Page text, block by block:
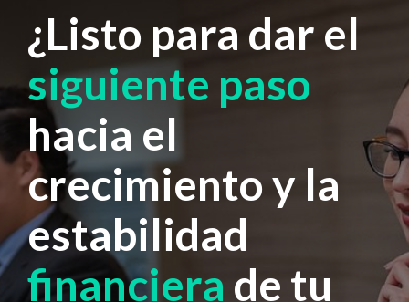
¿Listo para dar el
siguiente paso
hacia el
crecimiento y la
estabilidad
financiera de tu